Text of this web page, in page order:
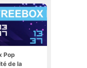
Pop
de la